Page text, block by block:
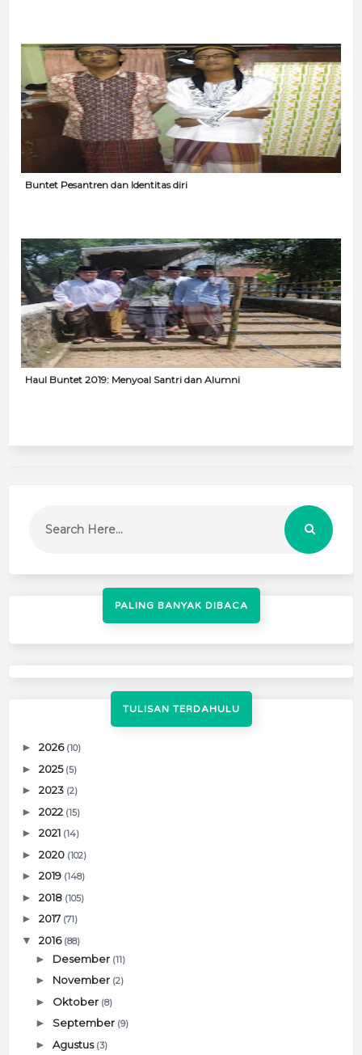
Buntet Pesantren dan Identitas diri
Haul Buntet 2019: Menyoal Santri dan Alumni
PALING BANYAK DIBACA
TULISAN TERDAHULU
► 2026 (10)
► 2025 (5)
► 2023 (2)
► 2022 (15)
► 2021 (14)
► 2020 (102)
► 2019 (148)
► 2018 (105)
► 2017 (71)
▼ 2016 (88)
► Desember (11)
► November (2)
► Oktober (8)
► September (9)
► Agustus (3)